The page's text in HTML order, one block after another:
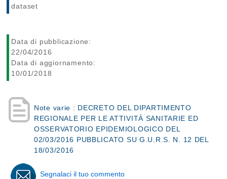
dataset
Data di pubblicazione:
22/04/2016
Data di aggiornamento:
10/01/2018
Note varie : DECRETO DEL DIPARTIMENTO
REGIONALE PER LE ATTIVITÀ SANITARIE ED
OSSERVATORIO EPIDEMIOLOGICO DEL
02/03/2016 PUBBLICATO SU G.U.R.S. N. 12 DEL
18/03/2016
Segnalaci il tuo commento